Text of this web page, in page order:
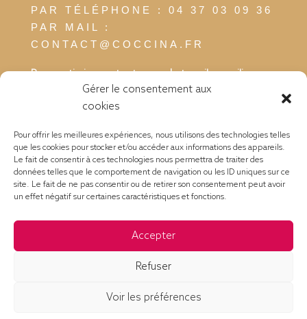
Gérer le consentement aux
cookies
Pour offrir les meilleures expériences, nous utilisons des technologies telles
que les cookies pour stocker et/ou accéder aux informations des appareils.
Le fait de consentir à ces technologies nous permettra de traiter des
données telles que le comportement de navigation ou les ID uniques sur ce
site. Le fait de ne pas consentir ou de retirer son consentement peut avoir
un effet négatif sur certaines caractéristiques et fonctions.
Accepter
Refuser
Voir les préférences
PAR TÉLÉPHONE : 04 37 03 09 36
PAR MAIL :
CONTACT@COCCINA.FR
Pour optimiser votre temps de travail, concilier vos
réunions et la pause déjeuner avec vos
collaborateurs, clients ou fournisseurs, pensez aux
savoureuse.
Nous contacterIInformations légalesI